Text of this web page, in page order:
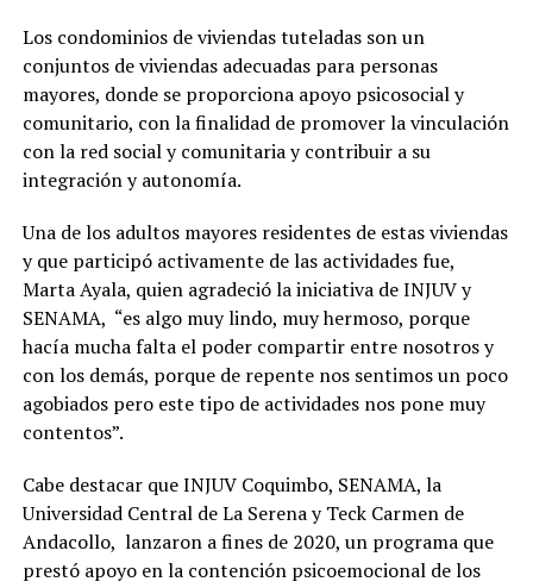
Los condominios de viviendas tuteladas son un
conjuntos de viviendas adecuadas para personas
mayores, donde se proporciona apoyo psicosocial y
comunitario, con la finalidad de promover la vinculación
con la red social y comunitaria y contribuir a su
integración y autonomía.
Una de los adultos mayores residentes de estas viviendas
y que participó activamente de las actividades fue,
Marta Ayala, quien agradeció la iniciativa de INJUV y
SENAMA, “es algo muy lindo, muy hermoso, porque
hacía mucha falta el poder compartir entre nosotros y
con los demás, porque de repente nos sentimos un poco
agobiados pero este tipo de actividades nos pone muy
contentos”.
Cabe destacar que INJUV Coquimbo, SENAMA, la
Universidad Central de La Serena y Teck Carmen de
Andacollo, lanzaron a fines de 2020, un programa que
prestó apoyo en la contención psicoemocional de los